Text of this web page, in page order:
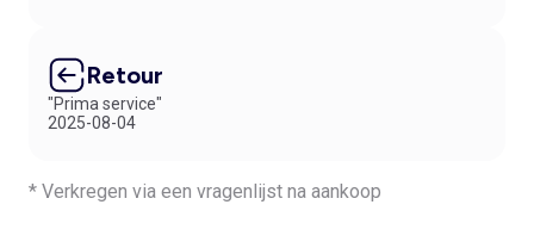
Retour
"Prima service"
2025-08-04
* Verkregen via een vragenlijst na aankoop